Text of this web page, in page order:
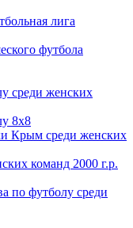
лига
футбола
среди женских
8х8
Крым среди женских
команд 2000 г.р.
по футболу среди